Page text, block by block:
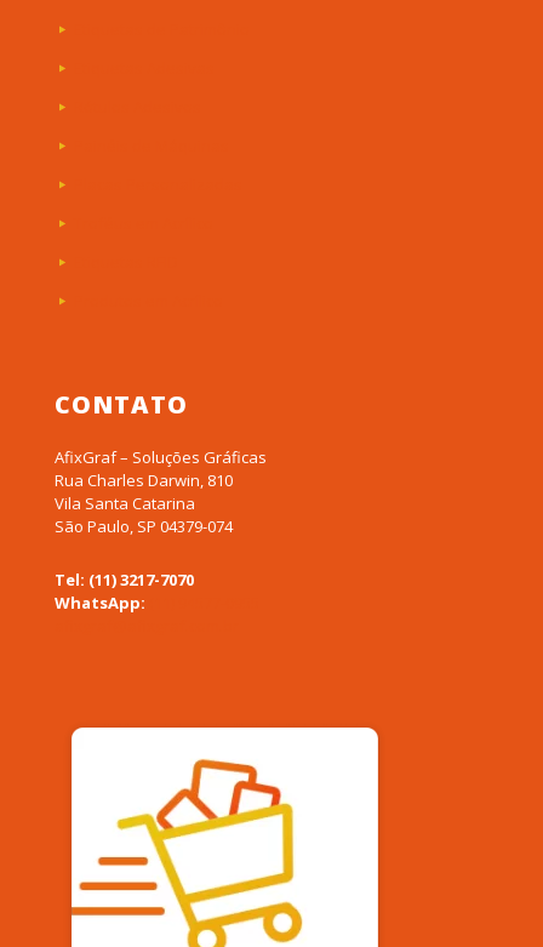
CONTATO
AfixGraf – Soluções Gráficas
Rua Charles Darwin, 810
Vila Santa Catarina
São Paulo, SP 04379-074
Tel: (11) 3217-7070
WhatsApp: